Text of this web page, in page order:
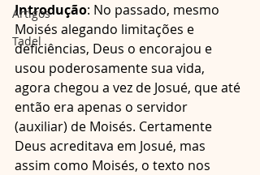
Artigos
Tadel
Introdução: No passado, mesmo
Moisés alegando limitações e
deficiências, Deus o encorajou e
usou poderosamente sua vida,
agora chegou a vez de Josué, que até
então era apenas o servidor
(auxiliar) de Moisés. Certamente
Deus acreditava em Josué, mas
assim como Moisés, o texto nos